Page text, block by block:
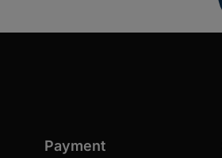
Payment